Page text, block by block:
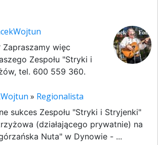
Zapraszamy więc
Zespołu "Stryki i
tel. 600 559 360.
» Regionalista
sukces Zespołu "Stryki i Stryjenki"
(działającego prywatnie) na
Nuta" w Dynowie - ...